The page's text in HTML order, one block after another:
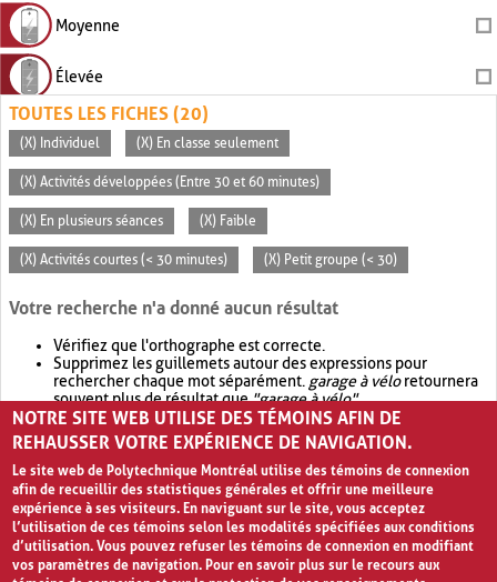
Moyenne
Élevée
TOUTES LES FICHES (20)
(X) Individuel (X) En classe seulement
(X) Activités développées (Entre 30 et 60 minutes)
(X) En plusieurs séances (X) Faible
(X) Activités courtes (< 30 minutes) (X) Petit groupe (< 30)
Votre recherche n'a donné aucun résultat
Vérifiez que l'orthographe est correcte.
Supprimez les guillemets autour des expressions pour
rechercher chaque mot séparément. garage à véloretournera
souvent plus de résultat que"garage à vélo".
Envisagez d'élargir votre recherche avec OR.garage OR vélo
retournera souvent plus de résultat quegarage à vélo
NOTRE SITE WEB UTILISE DES TÉMOINS AFIN DE
REHAUSSER VOTRE EXPÉRIENCE DE NAVIGATION.
Le site web de Polytechnique Montréal utilise des témoins de connexion
afin de recueillir des statistiques générales et offrir une meilleure
expérience à ses visiteurs. En naviguant sur le site, vous acceptez
l’utilisation de ces témoins selon les modalités spécifiées aux conditions
d’utilisation. Vous pouvez refuser les témoins de connexion en modifiant
vos paramètres de navigation. Pour en savoir plus sur le recours aux